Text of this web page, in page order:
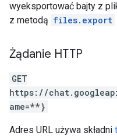
wyeksportować bajty z
z metodą files.export
Żądanie HTTP
GET
https://
ame=**}
Adres URL używa składni